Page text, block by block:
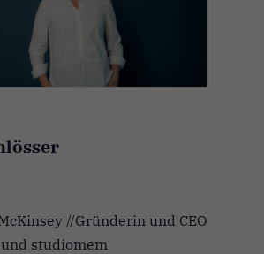
//Gründerin und CEO
studiomem